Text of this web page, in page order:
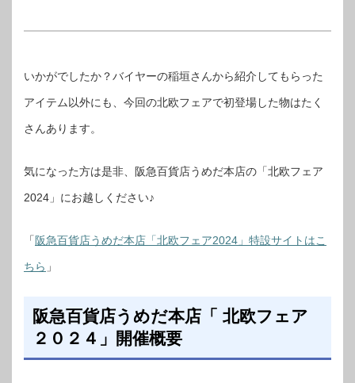
いかがでしたか？バイヤーの稲垣さんから紹介してもらった
アイテム以外にも、今回の北欧フェアで初登場した物はたく
さんあります。
気になった方は是非、阪急百貨店うめだ本店の「北欧フェア
2024」にお越しください♪
「 阪急百貨店うめだ本店「北欧フェア2024」特設サイトはこ
ちら 」
阪急百貨店うめだ本店「 北欧フェア
２０２４」開催概要